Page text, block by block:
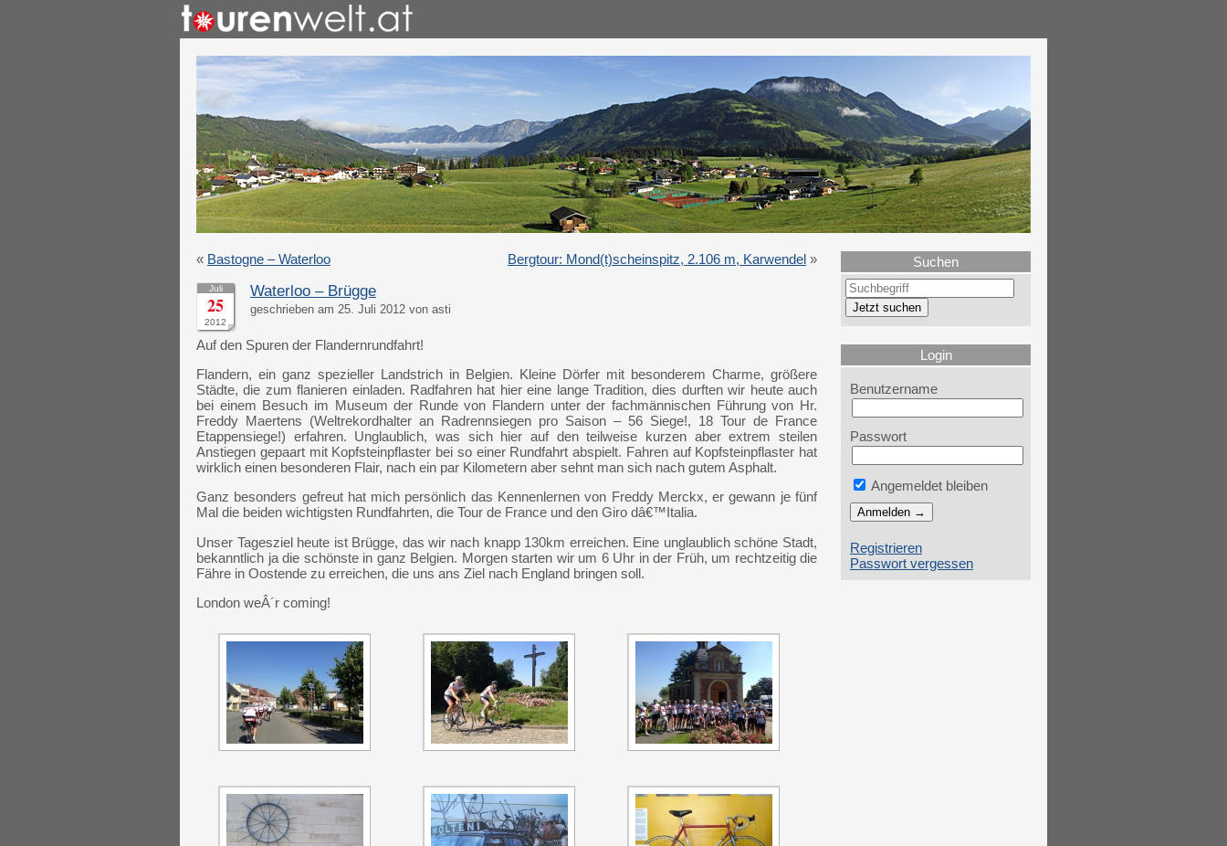
« Bastogne – Waterloo Bergtour: Mond(t)scheinspitz, 2.106 m, Karwendel »
Juli
25
2012
Waterloo – Brügge
geschrieben am 25. Juli 2012 von asti
Auf den Spuren der Flandernrundfahrt!
Flandern, ein ganz spezieller Landstrich in Belgien. Kleine Dörfer mit besonderem Charme, größere
Städte, die zum flanieren einladen. Radfahren hat hier eine lange Tradition, dies durften wir heute auch
bei einem Besuch im Museum der Runde von Flandern unter der fachmännischen Führung von Hr.
Freddy Maertens (Weltrekordhalter an Radrennsiegen pro Saison – 56 Siege!, 18 Tour de France
Etappensiege!) erfahren. Unglaublich, was sich hier auf den teilweise kurzen aber extrem steilen
Anstiegen gepaart mit Kopfsteinpflaster bei so einer Rundfahrt abspielt. Fahren auf Kopfsteinpflaster hat
wirklich einen besonderen Flair, nach ein par Kilometern aber sehnt man sich nach gutem Asphalt.
Ganz besonders gefreut hat mich persönlich das Kennenlernen von Freddy Merckx, er gewann je fünf
Mal die beiden wichtigsten Rundfahrten, die Tour de France und den Giro dâ€™Italia.
Unser Tagesziel heute ist Brügge, das wir nach knapp 130km erreichen. Eine unglaublich schöne Stadt,
bekanntlich ja die schönste in ganz Belgien. Morgen starten wir um 6 Uhr in der Früh, um rechtzeitig die
Fähre in Oostende zu erreichen, die uns ans Ziel nach England bringen soll.
London weÂ´r coming!
Suchen
Login
Benutzername
Passwort
Angemeldet bleiben
Registrieren
Passwort vergessen